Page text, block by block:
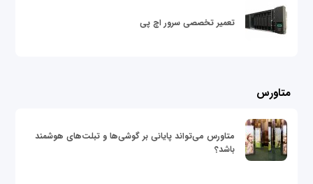
تعمیر تخصصی سرور اچ پی
متاورس
متاورس می‌تواند پایانی بر گوشی‌ها و تبلت‌های هوشمند
باشد؟